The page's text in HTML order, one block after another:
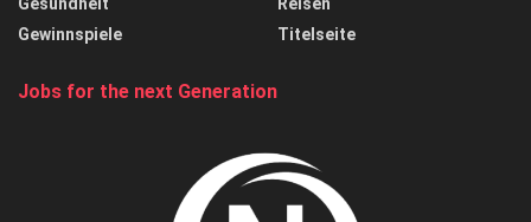
Gewinnspiele
Titelseite
Jobs for the next Generation